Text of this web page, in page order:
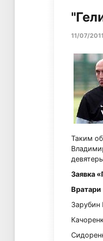
11/07/
Таким
Заявка
Вратари
Зарубин